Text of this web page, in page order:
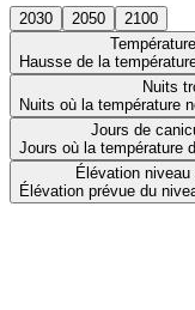
2030 2050
2100
Hausse de la
Nuits
Nuits où la température
Jours de
Jours où la température
Élévation niveau
Élévation prévue du